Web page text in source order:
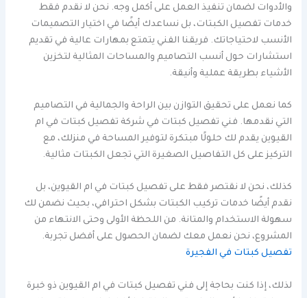
والأدوات لضمان تنفيذ العمل على أكمل وجه. نحن لا نقدم فقط
خدمات تفصيل الكبتات، بل نساعدك أيضًا في اختيار التصميمات
الأنسب لاحتياجاتك. فريقنا الفني يتمتع بمهارات عالية في تقديم
استشارات حول أنسب التصاميم والمساحات المثالية لتخزين
الأشياء بطريقة عملية وأنيقة.
كما نعمل على تحقيق التوازن بين الراحة والجمالية في التصاميم
التي نقدمها. فني تفصيل كبتات في شركة تفصيل كبتات في ام
القيوين يقدم لك حلولًا مبتكرة لتوفير المساحة في منزلك، مع
التركيز على كل التفاصيل الصغيرة التي تجعل الكبتات مثالية.
كذلك، نحن لا نقتصر فقط على تفصيل كبتات في ام القيوين، بل
نقدم أيضًا خدمات تركيب الكبتات بشكل احترافي، بحيث نضمن لك
سهولة الاستخدام والمتانة. من اللحظة الأولى وحتى الانتهاء من
المشروع، نحن نعمل معك لضمان الحصول على أفضل تجربة.
تفصيل كبتات في الفجيرة
لذلك، إذا كنت بحاجة إلى فني تفصيل كبتات في ام القيوين ذو خبرة